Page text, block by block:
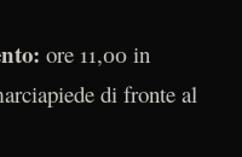
ore 11,00 in
di fronte al